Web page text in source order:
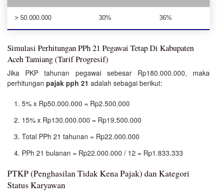
> 50.000.000 30% 36%
Simulasi Perhitungan PPh 21 Pegawai Tetap Di Kabupaten
Aceh Tamiang (Tarif Progresif)
Jika PKP tahunan pegawai sebesar Rp180.000.000, maka
perhitungan pajak pph 21 adalah sebagai berikut:
5% x Rp50.000.000 = Rp2.500.000
15% x Rp130.000.000 = Rp19.500.000
Total PPh 21 tahunan = Rp22.000.000
PPh 21 bulanan = Rp22.000.000 / 12 = Rp1.833.333
PTKP (Penghasilan Tidak Kena Pajak) dan Kategori
Status Karyawan